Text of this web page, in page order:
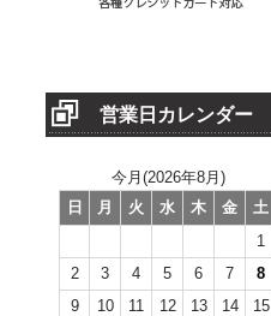
営業日カレンダー
今月(2026年8月)
日
月 火 水 木 金
土
1
2
3 4 5 6 7
8
9
10 11 12 13 14
15